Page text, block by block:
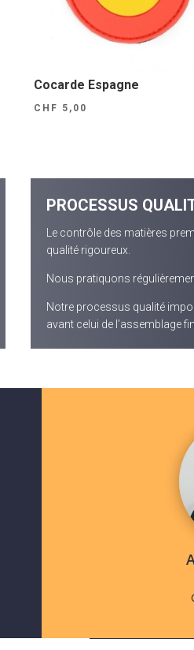
Cocarde Espagne
CHF 5,00
PROCESSUS
Le contrôle des matières
qualité rigoureux.
Nous pratiquons
Notre processus qualité
avant celui de l’assemblage